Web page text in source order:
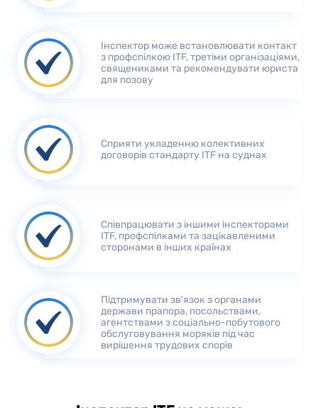
Інспектор може встановлювати контакт
з профспілкою ITF, третіми організаціями,
священиками та рекомендувати юриста
для позову
Сприяти укладенню колективних
договорів стандарту ITF на суднах
Співпрацювати з іншими інспекторами
ITF, профспілками та зацікавленими
сторонами в інших країнах
Підтримувати зв'язок з органами
держави прапора, посольствами,
агентствами з соціально-побутового
обслуговування моряків під час
вирішення трудових спорів